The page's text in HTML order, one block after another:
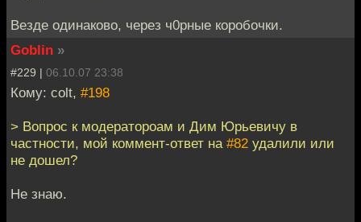
Везде одинаково, через ч0рные коробочки.
Goblin »
#229 | 06.10.07 23:38
Кому: colt, #198
> Вопрос к модератороам и Дим Юрьевичу в
частности, мой коммент-ответ на #82 удалили или
не дошел?
Не знаю.